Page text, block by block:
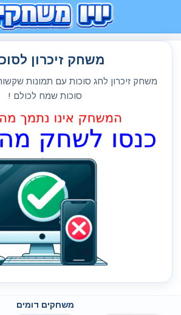
משחק זיכרון
משחק זיכרון לחג סוכות עם תמונות
סוכות שמח לכולם !
משחקים דומים